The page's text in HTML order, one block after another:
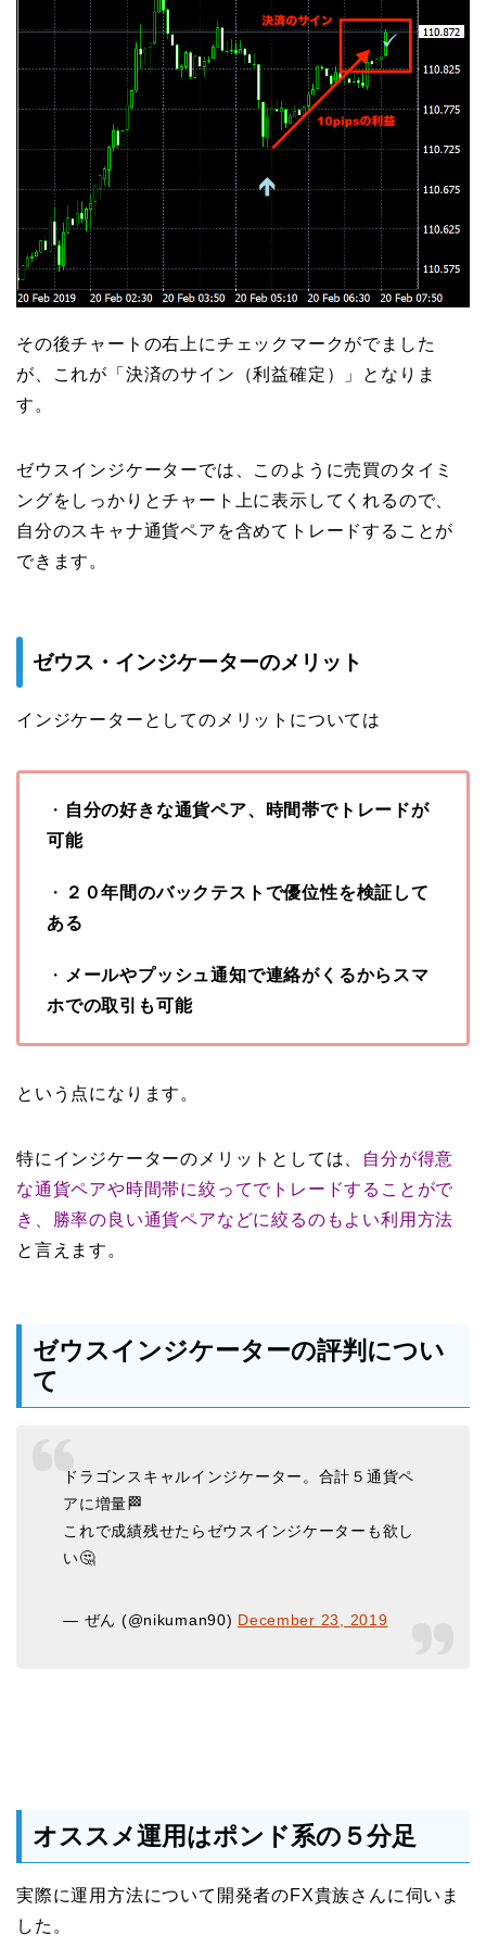
その後チャートの右上にチェックマークがでました
が、これが「決済のサイン（利益確定）」となりま
す。
ゼウスインジケーターでは、このように売買のタイミ
ングをしっかりとチャート上に表示してくれるので、
自分のスキャナ通貨ペアを含めてトレードすることが
できます。
ゼウス・インジケーターのメリット
インジケーターとしてのメリットについては
・ 自分の好きな通貨ペア、時間帯でトレードが
可能
・
２０年間のバックテストで優位性を検証して
ある
・ メールやプッシュ通知で連絡がくるからスマ
ホでの取引も可能
という点になります。
特にインジケーターのメリットとしては、
自分が得意
な通貨ペアや時間帯に絞ってでトレードすることがで
き、勝率の良い通貨ペアなどに絞るのもよい利用方法
と言えます。
ゼウスインジケーターの評判につい
て
ドラゴンスキャルインジケーター。合計５通貨ペ
アに増量🏁
これで成績残せたらゼウスインジケーターも欲し
い🤔
— ぜん (@nikuman90) December 23, 2019
オススメ運用はポンド系の５分足
実際に運用方法について開発者のFX貴族さんに伺いま
した。